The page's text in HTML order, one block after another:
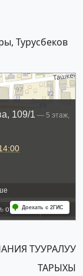
Турусбеков
ТУУРАЛУУ
ТАРЫХЫ